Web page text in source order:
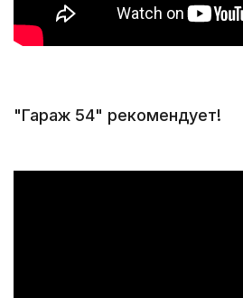
"Гараж 54" рекомендует!